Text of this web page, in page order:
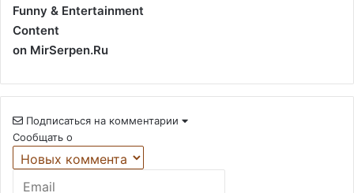
Funny & Entertainment
Content
on MirSerpen.Ru
Подписаться на комментарии
Сообщать о